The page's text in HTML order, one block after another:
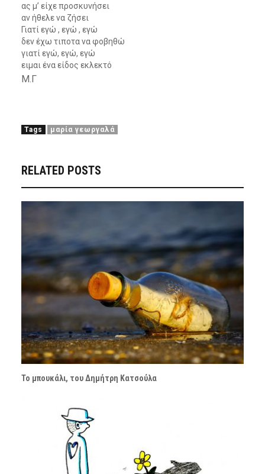
ας μ’ είχε προσκυνήσει
αν ήθελε να ζήσει
Γιατί εγώ , εγώ , εγώ
δεν έχω τιποτα να φοβηθώ
γιατί εγώ, εγώ, εγώ
ειμαι ένα είδος εκλεκτό
Μ.Γ
Tags μαρία γεωργαλά
RELATED POSTS
Το μπουκάλι, του Δημήτρη Κατσούλα